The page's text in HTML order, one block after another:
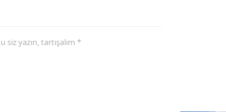
yazın, tartışalım *